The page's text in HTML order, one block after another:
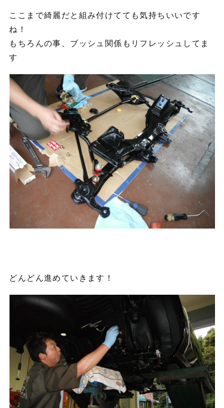
ここまで綺麗だと組み付けてても気持ちいいです
ね！
もちろんの事、ブッシュ関係もリフレッシュしてま
す
どんどん進めていきます！